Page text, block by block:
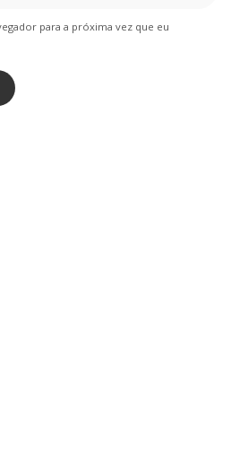
para a próxima vez que eu